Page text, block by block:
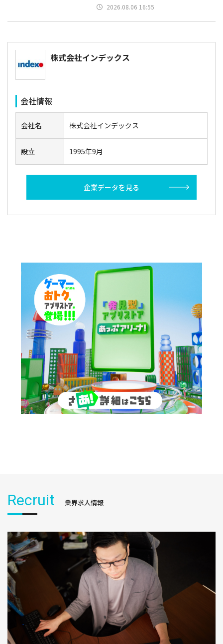
2026.08.06 16:55
株式会社インデックス
会社情報
会社名 株式会社インデックス
設立 1995年9月
企業データを見る
Recruit 業界求人情報